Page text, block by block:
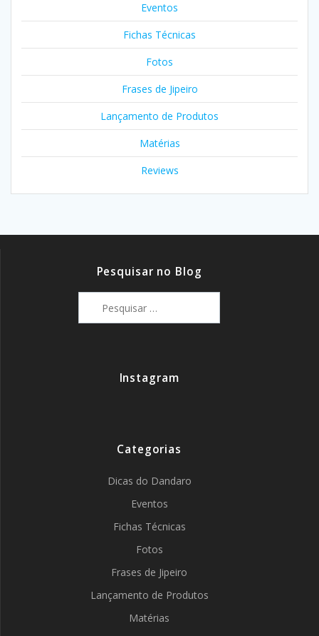
Eventos
Fichas Técnicas
Fotos
Frases de Jipeiro
Lançamento de Produtos
Matérias
Reviews
Pesquisar no Blog
Instagram
Categorias
Dicas do Dandaro
Eventos
Fichas Técnicas
Fotos
Frases de Jipeiro
Lançamento de Produtos
Matérias